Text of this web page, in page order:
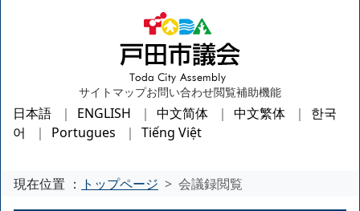
サイトマップお問い合わせ閲覧補助機能
日本語 ENGLISH 中文简体 中文繁体
한국
어
Portugues Tiếng Việt
現在位置 ： トップページ 会議録閲覧